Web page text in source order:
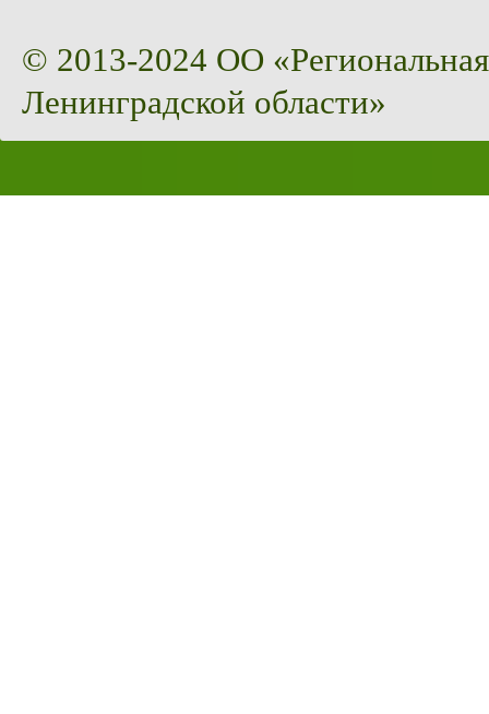
© 2013-2024 ОО
Ленинградской области»